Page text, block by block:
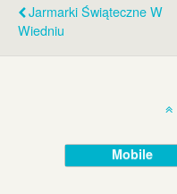
Jarmarki Świąteczne W
Wiedniu
Mobile